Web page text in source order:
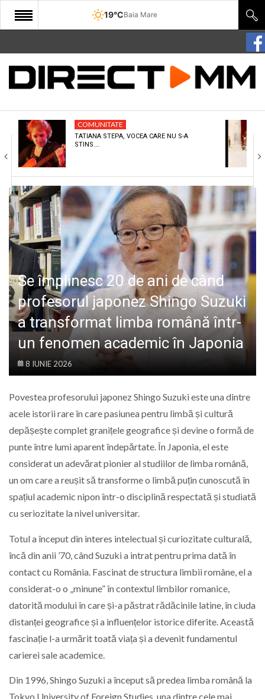
19°CBaia Mare
START
COMUNITATE
CULTURA
ECONOMIE
SANATATE
SPORT
SPECIAL
POLITIC
LIFE
COMUNITATE
TATIANA STEPA, VOCEA CARE NU S-A
STINS.…
Se împlinesc 20 de ani de când
profesorul japonez Shingo Suzuki
a transformat limba română într-
un fenomen academic în Japonia
8 IUNIE 2026
Povestea profesorului japonez Shingo Suzuki este una dintre
acele istorii rare în care pasiunea pentru limbă și cultură
depășește complet granițele geografice și devine o formă de
punte între lumi aparent îndepărtate. În Japonia, el este
considerat un adevărat pionier al studiilor de limba română,
un om care a reușit să transforme o limbă puțin cunoscută în
spațiul academic nipon într-o disciplină respectată și studiată
cu seriozitate la nivel universitar.
Totul a început din interes intelectual și curiozitate culturală,
încă din anii ’70, când Suzuki a intrat pentru prima dată în
contact cu România. Fascinat de structura limbii române, el a
considerat-o o „minune” în contextul limbilor romanice,
datorită modului în care și-a păstrat rădăcinile latine, în ciuda
distanței geografice și a influențelor istorice diferite. Această
fascinație l-a urmărit toată viața și a devenit fundamentul
carierei sale academice.
Din 1996, Shingo Suzuki a început să predea limba română la
Tokyo University of Foreign Studies, una dintre cele mai